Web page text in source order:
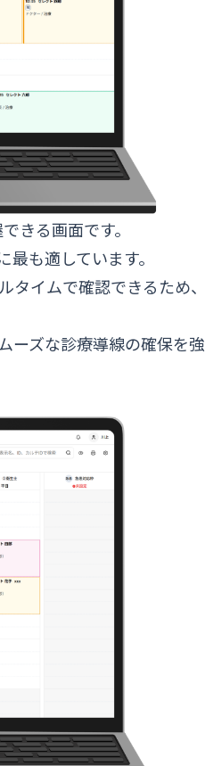
きる画面です。
も適しています。
タイムで確認できるため、
ーズな診療導線の確保を強